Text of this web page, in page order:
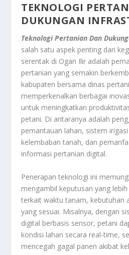
TEKNOLOGI
DUKUNGAN
Teknologi Pertanian Dan
salah satu aspek penting dari
serentak di Ogan Ilir adalah
pertanian yang semakin
kabupaten bersama dinas
memperkenalkan berbagai
untuk meningkatkan
petani. Di antaranya adalah
pemantauan lahan, sistem
kelembaban tanah, dan
informasi pertanian digital.
Penerapan teknologi ini
mengambil keputusan yang
terkait waktu tanam, kebutuhan
yang sesuai. Misalnya, dengan
digital berbasis sensor, petani
kondisi lahan secara real-time,
mencegah gagal panen akibat